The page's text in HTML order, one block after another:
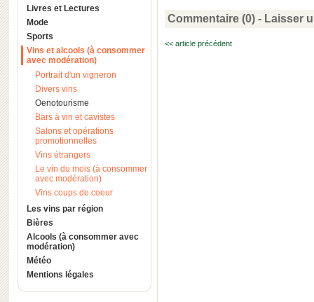
Livres et Lectures
Mode
Sports
Vins et alcools (à consommer
avec modération)
Portrait d'un vigneron
Divers vins
Oenotourisme
Bars à vin et cavistes
Salons et opérations
promotionnelles
Vins étrangers
Le vin du mois (à consommer
avec modération)
Vins coups de coeur
Les vins par région
Bières
Alcools (à consommer avec
modération)
Météo
Mentions légales
Commentaire (0) - Laisser
<< article précédent